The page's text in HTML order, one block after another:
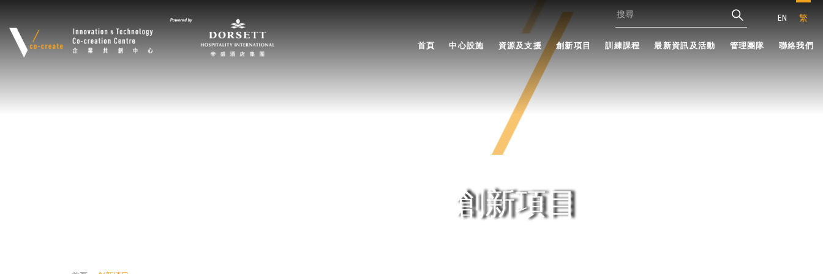
EN 繁
首頁 中心設施 資源及支援 創新項目 訓練課程 最新資訊及活動 管理團隊 聯絡我們
創新項目